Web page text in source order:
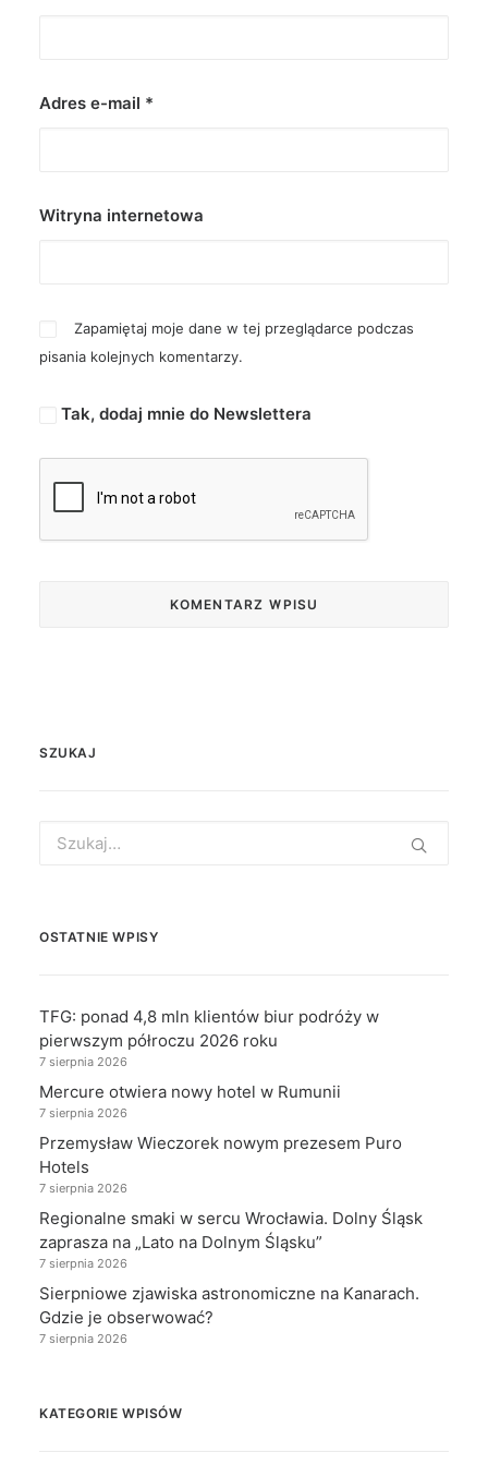
Adres e-mail *
Witryna internetowa
Zapamiętaj moje dane w tej przeglądarce podczas
pisania kolejnych komentarzy.
Tak, dodaj mnie do Newslettera
SZUKAJ
for:
OSTATNIE WPISY
TFG: ponad 4,8 mln klientów biur podróży w
pierwszym półroczu 2026 roku
7 sierpnia 2026
Mercure otwiera nowy hotel w Rumunii
7 sierpnia 2026
Przemysław Wieczorek nowym prezesem Puro
Hotels
7 sierpnia 2026
Regionalne smaki w sercu Wrocławia. Dolny Śląsk
zaprasza na „Lato na Dolnym Śląsku”
7 sierpnia 2026
Sierpniowe zjawiska astronomiczne na Kanarach.
Gdzie je obserwować?
7 sierpnia 2026
KATEGORIE WPISÓW